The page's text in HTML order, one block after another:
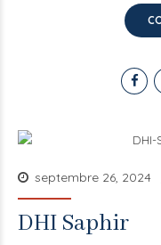
septembre 26, 2024
DHI Saphir